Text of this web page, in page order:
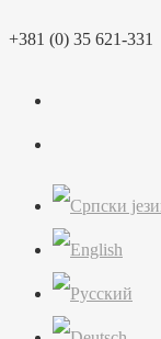
to
+381 (0) 35 621-331